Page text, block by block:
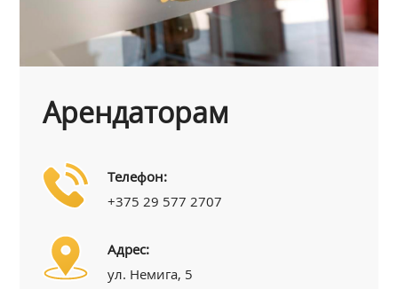
Арендаторам
Телефон:
+375 29 577 2707
Адрес:
ул. Немига, 5